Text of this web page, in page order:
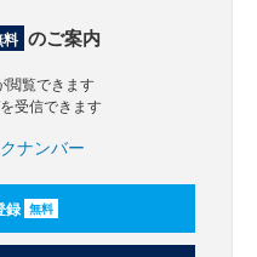
料 のご案内
閲覧できます
受信できます
ナンバー
録 無料